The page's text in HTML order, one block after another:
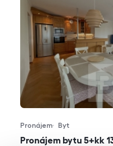
Pronájem bytu 5+kk
Typ nabídky
Pronájem
Typ nemovitosti
Byt